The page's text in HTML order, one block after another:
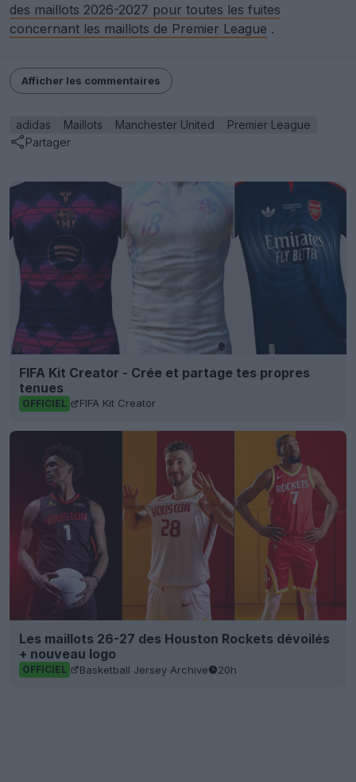
des maillots 2026-2027 pour toutes les fuites
concernant les maillots de Premier League .
Afficher les commentaires
adidas Maillots Manchester United
Premier League
Partager
FIFA Kit Creator - Crée et partage tes propres
tenues
OFFICIEL FIFA Kit Creator
Les maillots 26-27 des Houston Rockets dévoilés
+ nouveau logo
OFFICIEL Basketball Jersey Archive 20h